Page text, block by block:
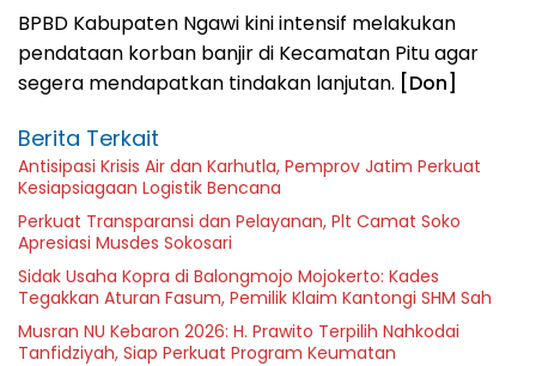
BPBD Kabupaten Ngawi kini intensif melakukan
pendataan korban banjir di Kecamatan Pitu agar
segera mendapatkan tindakan lanjutan. [Don]
Berita Terkait
Antisipasi Krisis Air dan Karhutla, Pemprov Jatim Perkuat
Kesiapsiagaan Logistik Bencana
Perkuat Transparansi dan Pelayanan, Plt Camat Soko
Apresiasi Musdes Sokosari
Sidak Usaha Kopra di Balongmojo Mojokerto: Kades
Tegakkan Aturan Fasum, Pemilik Klaim Kantongi SHM Sah
Musran NU Kebaron 2026: H. Prawito Terpilih Nahkodai
Tanfidziyah, Siap Perkuat Program Keumatan